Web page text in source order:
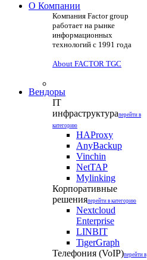
О Компании
Компания Factor group
работает на рынке
информационных
технологий с 1991 года
About FACTOR TGC
Вендоры
IT
инфраструктураперейти в
категорию
HAProxy
AnyBackup
Vinchin
NetTAP
Mylinking
Корпоративные
решенияперейти в категорию
Nextcloud
Enterprise
LINBIT
TigerGraph
Телефония (VoIP)перейти в